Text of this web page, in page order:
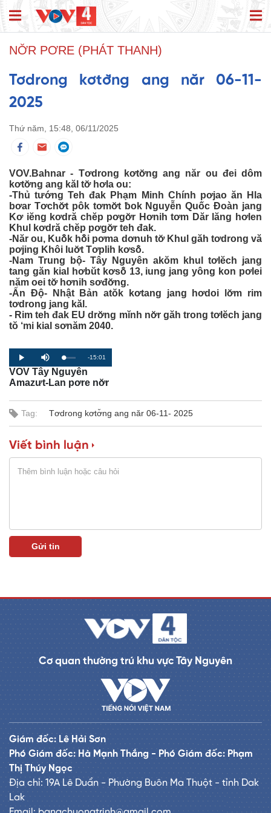
NƠ̆R PƠRE (PHÁT THANH)
Tơdrong kơtơ̆ng ang năr 06-11-
2025
Thứ năm, 15:48, 06/11/2025
VOV.Bahnar - Tơdrong kơtơ̆ng ang năr ou đei dôm
kơtơ̆ng ang kăl tơ̆ hơla ou:
-Thủ tướng Teh đak Phạm Minh Chính pơjao ăn Hla
bơar Tơchơ̆t pôk tơmơ̆t ƀok Nguyễn Quốc Đoàn jang
Kơ iĕng kơdră chĕp pơgơ̆r Hơnih tơm Dăr lăng hơlen
Khul kơdră chĕp pơgơ̆r teh đak.
-Năr ou, Kuô̆k hô̆i pơma dơnuh tơ̆ Khul găh tơdrong vă
pơjing Khôi luơ̆t Tơplih kơsô̆.
-Nam Trung bộ- Tây Nguyên akŏm khul tơlĕch jang
tang găn kial hơbŭt kơsô̆ 13, iung jang yông kon pơlei
năm oei tơ̆ hơnih sơđơ̆ng.
-Ấn Độ- Nhật Bản atŏk kơtang jang hơdoi lơ̆m rim
tơdrong jang kăl.
- Rim teh đak EU drơ̆ng mĭnh nơ̆r găh trong tơlĕch jang
tŏ ‘mi kial sơnăm 2040.
P
l
a
M
u
t
e
L
o
a
d
e
0
P
r
g
r
s
0
R
a
n
-15:01
VOV Tây Nguyên
Amazưt-Lan pơre nơ̆r
Tag: Tơdrong kơtơ̆ng ang năr 06-11- 2025
Viết bình luận
Cơ quan thường trú khu vực Tây Nguyên
Giám đốc: Lê Hải Sơn
Phó Giám đốc: Hà Mạnh Thắng - Phó Giám đốc: Phạm
Thị Thúy Ngọc
Địa chỉ: 19A Lê Duẩn - Phường Buôn Ma Thuột - tỉnh Dak
Lak